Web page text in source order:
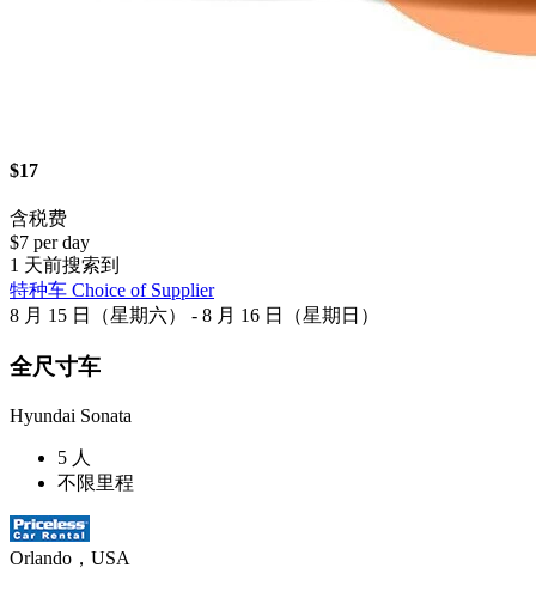
$17
含税费
$7 per day
1 天前搜索到
特种车 Choice of Supplier
8 月 15 日（星期六） - 8 月 16 日（星期日）
全尺寸车
Hyundai Sonata
5 人
不限里程
Orlando，USA